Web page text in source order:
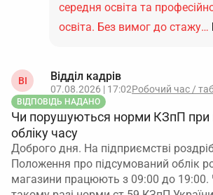
середня освіта та
освіта. Без вимог до стажу…
ВІ Відділ кадрів
07.08.2026 | 17:02Робочий час /
ВІДПОВІДЬ НАДАНО
Чи порушуються норми КЗпП при
обліку часу
Доброго дня. На підприємстві
Положення про підсумований облік
магазини працюють з 09:00 до 19:00.